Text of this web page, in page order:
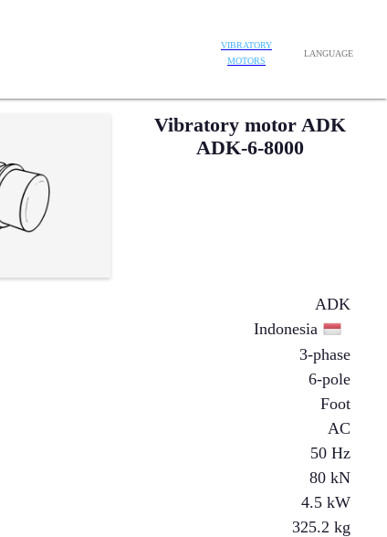
VIBRATORY
MOTORS
LANGUAGE
Vibratory motor ADK
ADK-6-8000
ADK
Indonesia
3-phase
6-pole
Foot
AC
50 Hz
80 kN
4.5 kW
325.2 kg